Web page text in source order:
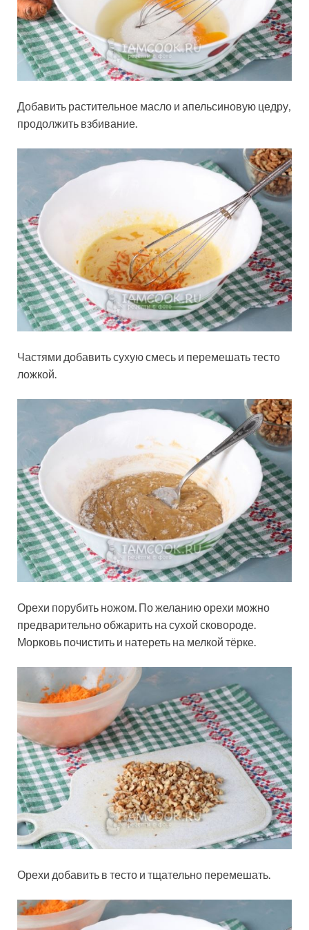
Добавить растительное масло и апельсиновую цедру,
продолжить взбивание.
Частями добавить сухую смесь и перемешать тесто
ложкой.
Орехи порубить ножом. По желанию орехи можно
предварительно обжарить на сухой сковороде.
Морковь почистить и натереть на мелкой тёрке.
Орехи добавить в тесто и тщательно перемешать.